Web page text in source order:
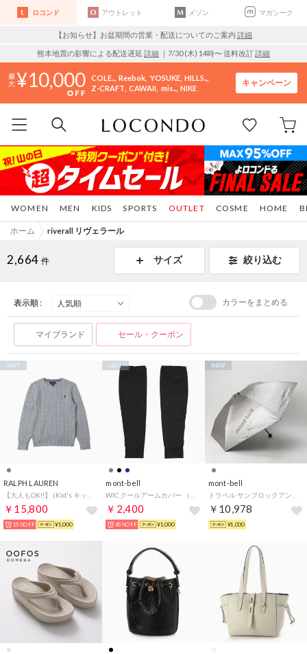
ロコンド アウトレット メゾン マガシーク
【お知らせ】お盆期間の営業・配送についてのご案内 詳細
熊本地震の影響による配送遅延 詳細 ｜7/30 (木) 14時〜 送料改訂詳細
10,000 COLE.. Reebok YOSUKE HILLS..
Z-CRAFT CAWAII mis.. NIKE
キャンペーン
WOMEN MEN KIDS SPORTS COSME HOME
OUTLET
ホーム riverall リヴェラール
2,664 件 サイズ 絞り込む
表示順 : カラーをまとめる
マイブランド セール・クーポン
RALPH LAUREN
￥15,800
HOT
15%OFF ¥1,000
mont-bell
￥2,400
HOT
45%OFF ¥1,000
mont-bell
￥10,978
NEW
¥1,000